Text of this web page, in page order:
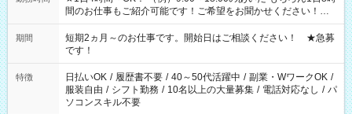
間のお仕事もご紹介可能です！ご希望をお聞かせください！★
家庭の都合でお休みが必要な場合も遠慮なくご相談ください。
※週最低15時間以上の勤務が必要です
期間
短期2ヵ月～のお仕事です。開始日はご相談ください！ ★急募
です！
特徴 日払いOK / 履歴書不要 / 40～50代活躍中 / 副業・WワークOK /
服装自由 / シフト勤務 / 10名以上の大量募集 / 電話対応なし / パ
ソコンスキル不要